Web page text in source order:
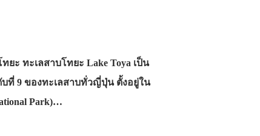
ะ ทะเลสาบโทยะ Lake Toya เป็น
ที่ 9 ของทะเลสาบทั่วญี่ปุ่น ตั้งอยู่ใน
Park)…